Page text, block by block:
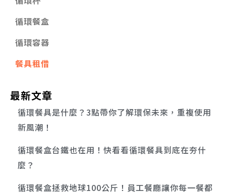
循環餐盒
循環容器
餐具租借
最新文章
循環餐具是什麼？3點帶你了解環保未來，重複使用
新風潮！
循環餐盒台鐵也在用！快看看循環餐具到底在夯什
麼？
循環餐盒拯救地球100公斤！員工餐廳讓你每一餐都